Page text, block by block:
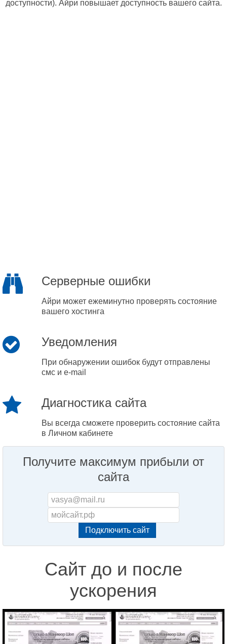
доступности). Айри повышает доступность вашего сайта.
Серверные ошибки
Айри может ежеминутно проверять состояние
вашего хостинга
Уведомления
При обнаружении ошибок будут отправлены
смс и e-mail
Диагностика сайта
Вы всегда сможете проверить состояние сайта
в Личном кабинете
Получите максимум прибыли от
сайта
Сайт до и после
ускорения